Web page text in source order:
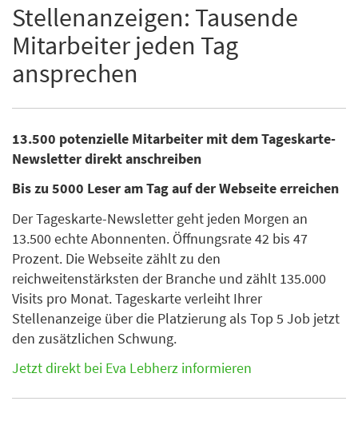
Stellenanzeigen: Tausende
Mitarbeiter jeden Tag
ansprechen
13.500 potenzielle Mitarbeiter mit dem Tageskarte-
Newsletter direkt anschreiben
Bis zu 5000 Leser am Tag auf der Webseite erreichen
Der Tageskarte-Newsletter geht jeden Morgen an
13.500 echte Abonnenten. Öffnungsrate 42 bis 47
Prozent. Die Webseite zählt zu den
reichweitenstärksten der Branche und zählt 135.000
Visits pro Monat. Tageskarte verleiht Ihrer
Stellenanzeige über die Platzierung als Top 5 Job jetzt
den zusätzlichen Schwung.
Jetzt direkt bei Eva Lebherz informieren